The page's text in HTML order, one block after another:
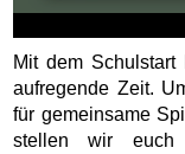
Mit dem
aufregende Zeit.
für gemeinsame
stellen wir euch